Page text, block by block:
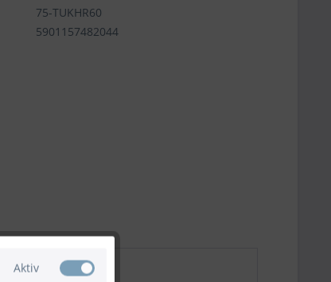
75-TUKHR60
5901157482044
Aktiv